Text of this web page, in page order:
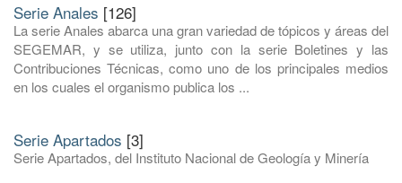
Serie Anales [126]
La serie Anales abarca una gran variedad de tópicos y áreas del
SEGEMAR, y se utiliza, junto con la serie Boletines y las
Contribuciones Técnicas, como uno de los principales medios
en los cuales el organismo publica los ...
Serie Apartados [3]
Serie Apartados, del Instituto Nacional de Geología y Minería